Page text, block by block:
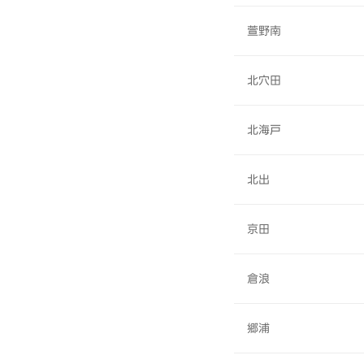
萱野南
北穴田
北海戸
北出
京田
倉浪
郷浦